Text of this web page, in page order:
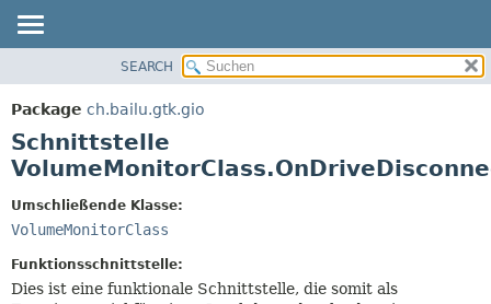
PACKAGE
KLASSE
BAUM
INDEX
KONSTRUKTOR
SEARCH
Package ch.bailu.gtk.gio
Schnittstelle
Umschließende Klasse:
VolumeMonitorClass
Funktionsschnittstelle:
Dies ist eine funktionale Schnittstelle, die somit als